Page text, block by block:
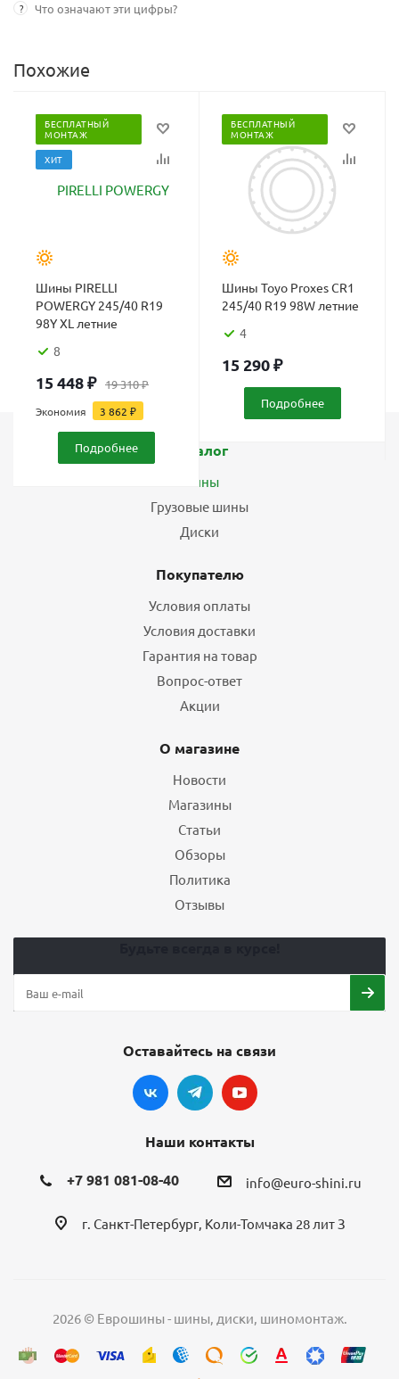
? Что означают эти цифры?
Похожие
БЕСПЛАТНЫЙ
МОНТАЖ
ХИТ
Шины PIRELLI
POWERGY 245/40 R19
98Y XL летние
8
15 448₽ 19 310₽
Экономия 3 862 ₽
Подробнее
БЕСПЛАТНЫЙ
МОНТАЖ
Шины Toyo Proxes CR1
245/40 R19 98W летние
4
15 290₽
Подробнее
Каталог
Шины
Грузовые шины
Диски
Покупателю
Условия оплаты
Условия доставки
Гарантия на товар
Вопрос-ответ
Акции
О магазине
Новости
Магазины
Статьи
Обзоры
Политика
Отзывы
Оставайтесь на связи
Наши контакты
+7 981 081-08-40 info@euro-shini.ru
г. Санкт-Петербург, Коли-Томчака 28 лит З
2026 © Еврошины - шины, диски, шиномонтаж.